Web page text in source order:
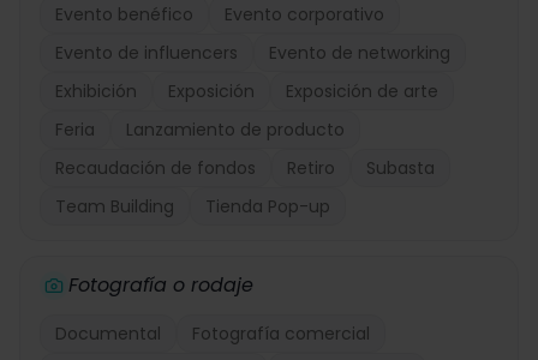
Evento benéfico
Evento corporativo
Evento de influencers
Evento de networking
Exhibición
Exposición
Exposición de arte
Feria
Lanzamiento de producto
Recaudación de fondos
Retiro
Subasta
Team Building
Tienda Pop-up
Fotografía o rodaje
Documental Fotografía comercial